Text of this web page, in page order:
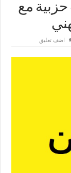
مع
اضف تعليق